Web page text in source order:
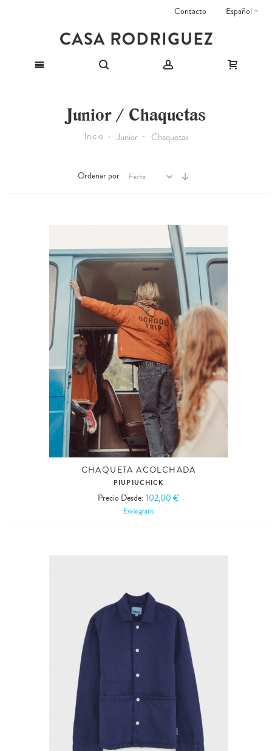
Español
Contacto
Junior / Chaquetas
Inicio Junior Chaquetas
Ordenar por
CHAQUETA ACOLCHADA
PIUPIUCHICK
Precio Desde:102,00 €
Envío gratis